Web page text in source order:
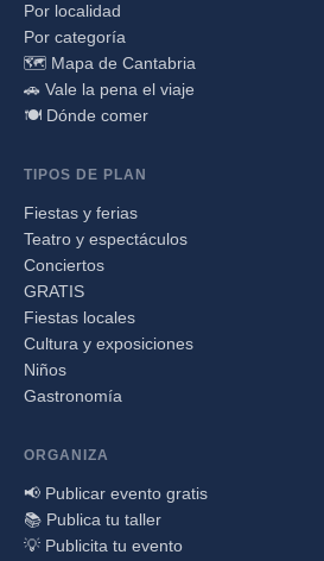
Por localidad
Por categoría
🗺️ Mapa de Cantabria
🚗 Vale la pena el viaje
🍽️ Dónde comer
TIPOS DE PLAN
Fiestas y ferias
Teatro y espectáculos
Conciertos
GRATIS
Fiestas locales
Cultura y exposiciones
Niños
Gastronomía
ORGANIZA
📢 Publicar evento gratis
📚 Publica tu taller
💡 Publicita tu evento